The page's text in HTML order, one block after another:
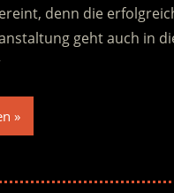
denn die
geht auch in